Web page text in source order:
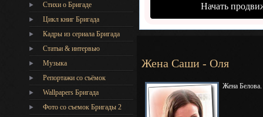
Стихи о Бригаде
Цикл книг Бригада
Кадры из сериала Бригада
Статьи & интервью
Музыка
Репортажи со съёмок
Wallpapers Бригада
Фото со съемок Бригады 2
Начать
Жена Саши - Оля
Жена Белова.